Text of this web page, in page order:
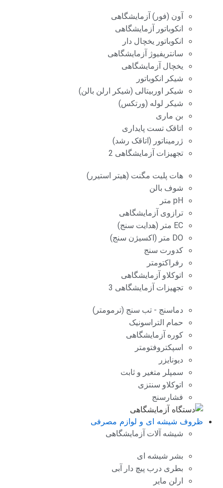
آون (فور) آزمایشگاهی
انکوباتور آزمایشگاهی
انکوباتور یخچال دار
سانتریفیوژ آزمایشگاهی
یخچال آزمایشگاهی
شیکر انکوباتور
شیکر اوربیتالی (شیکر ارلن بالن)
شیکر لوله (ورتکس)
بن ماری
اتاقک تست پایداری
ژرمیناتور (اتاقک رشد)
تجهیزات آزمایشگاهی 2
هات پلیت مگنت (هیتر استیرر)
شوف بالن
pH متر
ترازوی آزمایشگاهی
EC متر (هدایت سنج)
DO متر (اکسیژن سنج)
کدورت سنج
رفراکتومتر
اتوکلاو آزمایشگاهی
تجهیزات آزمایشگاهی 3
دماسنج - تب سنج (ترمومتر)
حمام التراسونیک
کوره آزمایشگاهی
اسپکتروفتومتر
دیونایزر
سمپلر متغیر و ثابت
اتوکلاو سنتزی
فشارسنج
ظروف شیشه ای و لوازم مصرفی
شیشه آلات آزمایشگاهی
بشر شیشه ای
بطری درب پیچ دار آبی
ارلن مایر